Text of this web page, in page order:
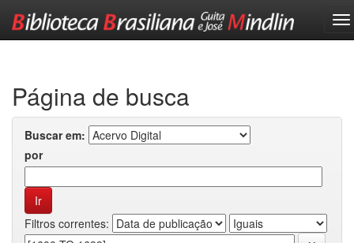
Página de busca
Buscar em:
por
Filtros correntes: